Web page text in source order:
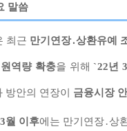
말씀
최근 만기연장․상환유예
역량 확충을 위해 `22년 3
방안의 연장이 금융시장
3월 이후에는 만기연장․상